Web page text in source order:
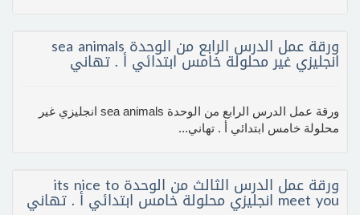
ورقة عمل الدرس الرابع من الوحدة sea animals
انجليزي غير محلولة خامس ابتدائي أ . تهاني
ورقة عمل الدرس الرابع من الوحدة sea animals انجليزي غير
محلولة خامس ابتدائي أ . تهاني...
ورقة عمل الدرس الثالث من الوحدة its nice to
meet you انجليزي محلولة خامس ابتدائي أ . تهاني